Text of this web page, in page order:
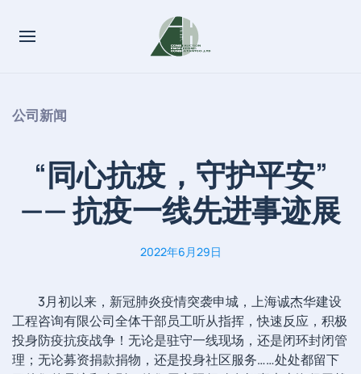
公司新闻
“同心抗疫，守护平安”
—— 抗疫一线先进事迹展
2022年6月29日
3月初以来，新冠肺炎疫情突袭申城，上海诚杰华建设
工程咨询有限公司全体干部员工听从指挥，快速反应，积极
投身防疫抗疫战争！无论是驻守一线现场，还是闭环封闭管
理；无论募资捐款捐物，还是投身社区服务……处处都留下